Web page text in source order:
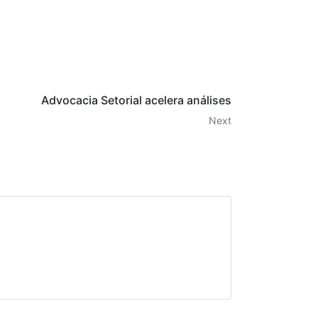
Advocacia Setorial acelera análises
Next